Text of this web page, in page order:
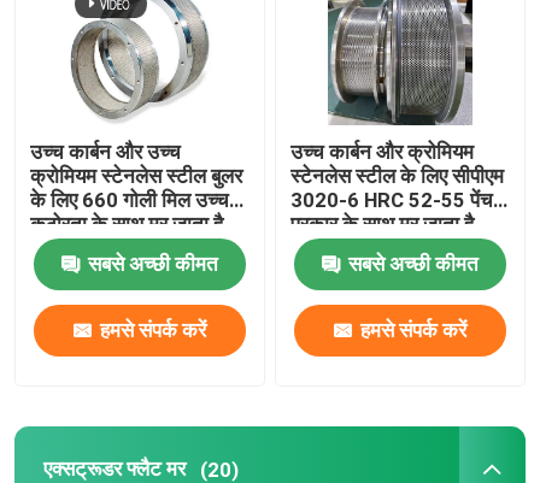
उच्च कार्बन और उच्च
क्रोमियम स्टेनलेस स्टील बुलर
के लिए 660 गोली मिल उच्च
कठोरता के साथ मर जाता है
सबसे अच्छी कीमत
हमसे संपर्क करें
उच्च कार्बन और क्रोमियम
स्टेनलेस स्टील के लिए सीपीएम
3020-6 HRC 52-55 पेंच
प्रकार के साथ मर जाता है
सबसे अच्छी कीमत
हमसे संपर्क करें
एक्सट्रूडर फ्लैट मर (20)